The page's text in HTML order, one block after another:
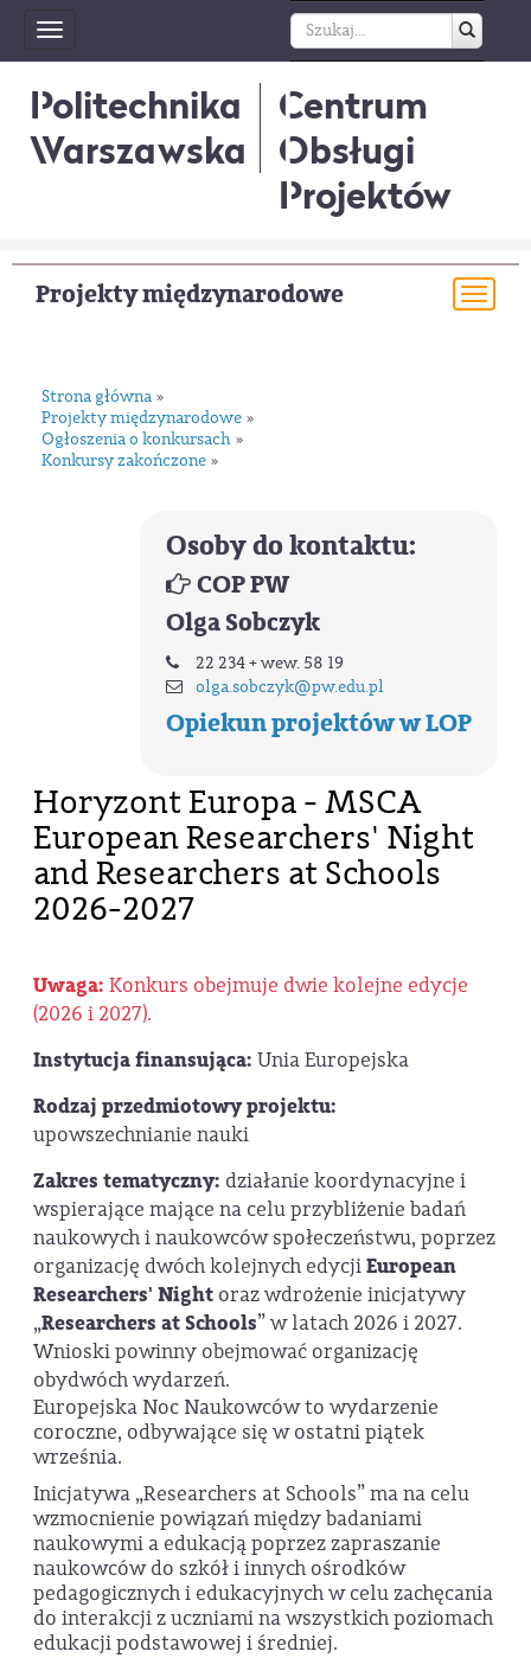
Toggle
navigation
Politechnika
Warszawska
Centrum
Obsługi
Projektów
Projekty międzynarodowe
Strona główna »
Projekty międzynarodowe »
Ogłoszenia o konkursach »
Konkursy zakończone »
Osoby do kontaktu:
COP PW
Olga Sobczyk
22 234 + wew. 58 19
olga.sobczyk@pw.edu.pl
Opiekun projektów w LOP
Horyzont Europa - MSCA
European Researchers' Night
and Researchers at Schools
2026-2027
Uwaga: Konkurs obejmuje dwie kolejne edycje
(2026 i 2027).
Instytucja finansująca: Unia Europejska
Rodzaj przedmiotowy projektu:
upowszechnianie nauki
Zakres tematyczny: działanie koordynacyjne i
wspierające mające na celu przybliżenie badań
naukowych i naukowców społeczeństwu, poprzez
organizację dwóch kolejnych edycjiEuropean
Researchers' Night oraz wdrożenie inicjatywy
„Researchers at Schools” w latach 2026 i 2027.
Wnioski powinny obejmować organizację
obydwóch wydarzeń.
Europejska Noc Naukowców to wydarzenie
coroczne, odbywające się w ostatni piątek
września.
Inicjatywa „Researchers at Schools” ma na celu
wzmocnienie powiązań między badaniami
naukowymi a edukacją poprzez zapraszanie
naukowców do szkół i innych ośrodków
pedagogicznych i edukacyjnych w celu zachęcania
do interakcji z uczniami na wszystkich poziomach
edukacji podstawowej i średniej.